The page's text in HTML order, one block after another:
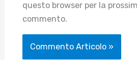
questo browser per la
commento.